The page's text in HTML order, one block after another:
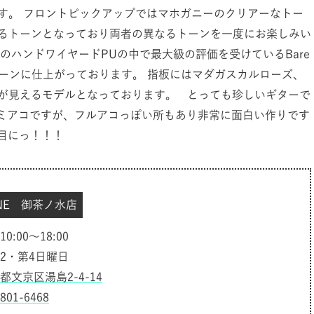
フロントピックアップではマホガニーのクリアーなトー
ーンとなっており両者の異なるトーンを一度にお楽しみい
ハンドワイヤードPUの中で最大級の評価を受けているBare
に仕上がっております。 指板にはマダガスカルローズ、
見えるモデルとなっております。 とっても珍しいギターで
コですが、フルアコっぽい所もあり非常に面白い作りです
にっ！！！
御茶ノ水店
～18:00
・第4日曜日
文京区湯島2-4-14
6468